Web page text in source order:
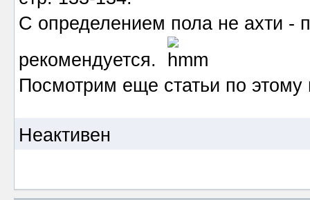
С определением пола не ахти -
рекомендуется.
Посмотрим еще статьи по этому
Неактивен